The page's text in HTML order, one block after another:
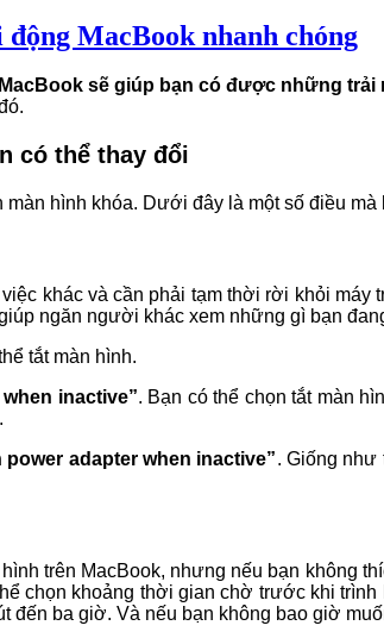
MacBook nhanh chóng
sẽ giúp bạn có được những
có thể thay đổi
hình khóa. Dưới đây là một số điều mà
khác và cần phải tạm thời rời khỏi
ngăn người khác xem những gì bạn
tắt màn hình.
inactive”. Bạn có thể chọn tắt màn
adapter when inactive”. Giống như
trên MacBook, nhưng nếu bạn không
chọn khoảng thời gian chờ trước khi
đến ba giờ. Và nếu bạn không bao giờ